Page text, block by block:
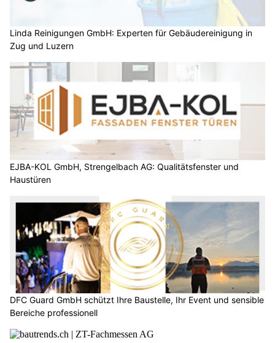
Linda Reinigungen GmbH: Experten für Gebäudereinigung in
Zug und Luzern
EJBA-KOL GmbH, Strengelbach AG: Qualitätsfenster und
Haustüren
DFC Guard GmbH schützt Ihre Baustelle, Ihr Event und sensible
Bereiche professionell